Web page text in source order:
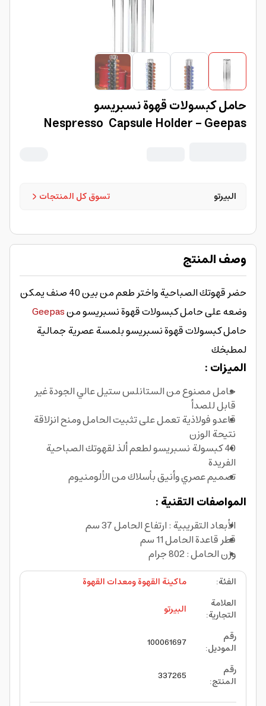
حامل كبسولات قهوة نسبريسو
Nespresso Capsule Holder - Geepas
تسوق كل المنتجات البيرتو
وصف المنتج
حضر قهوتك الصباحية واختر طعم من بين 40 صنف يمكن
وضعه على حامل كبسولات قهوة نسبريسو منGeepas
حامل كبسولات قهوة نسبريسو بلمسة عصرية جمالية
لمطبخك
الميزات :
حامل مصنوع من الستانلس ستيل عالي الجودة غير
قابل للصدأ
قاعدو فولاذية تعمل على تثبيت الحامل ومنح انزلاقة
نتيحة الوزن
40 كبسولة نسبريسو لطعم ألذ لقهوتك الصباحية
الفريدة
تصميم عصري وأنيق بأسلاك من الألومنيوم
المواصفات التقنية :
الأبعاد التقريبية : ارتفاع الحامل 37 سم
قطر قاعدة الحامل 11 سم
وزن الحامل : 802 جرام
الفئة:
ماكينة القهوة ومعدات القهوة
العلامة
التجارية:
البيرتو
رقم
الموديل:
100061697
رقم
المنتج:
337265